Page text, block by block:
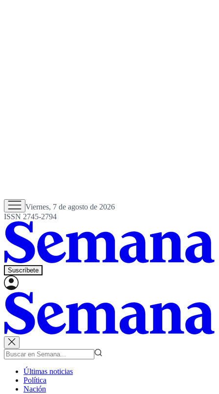
Viernes, 7 de agosto de 2026
ISSN 2745-2794
Suscríbete
Últimas noticias
Política
Nación